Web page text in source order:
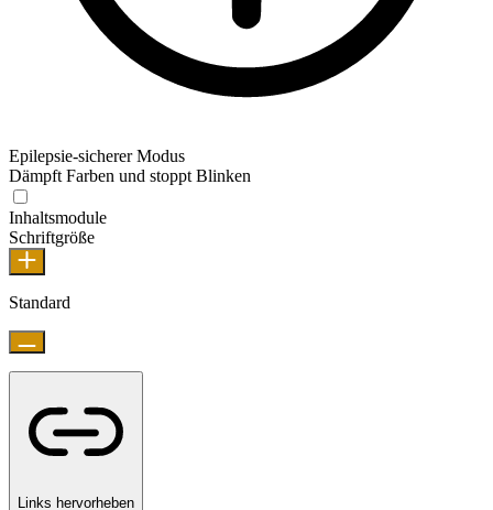
Epilepsie-sicherer Modus
Dämpft Farben und stoppt Blinken
Inhaltsmodule
Schriftgröße
Standard
Links hervorheben